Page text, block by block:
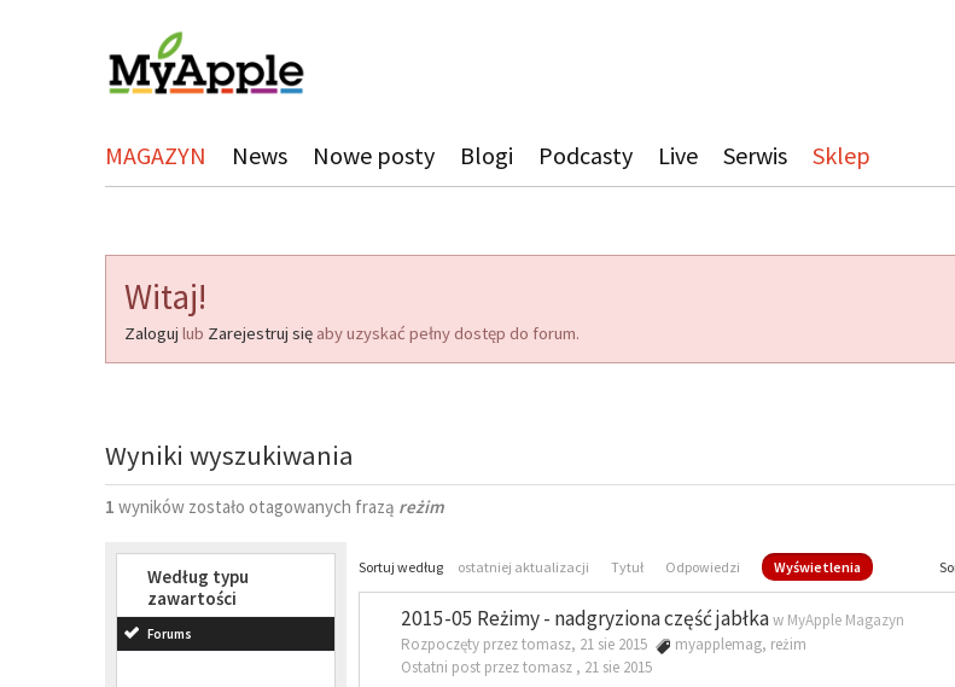
MAGAZYN News Nowe posty Blogi Podcasty Live Serwis Sklep
Witaj!
Zaloguj lub Zarejestruj się aby uzyskać pełny dostęp do forum.
Wyniki wyszukiwania
1 wyników zostało otagowanych frazą reżim
Według typu
zawartości
Forums
Sortuj według ostatniej aktualizacji Tytuł Odpowiedzi Wyświetlenia
2015-05 Reżimy - nadgryziona część jabłkaw MyApple Magazyn
Rozpoczęty przez tomasz, 21 sie 2015
myapplemag, reżim
Ostatni post przez tomasz , 21 sie 2015